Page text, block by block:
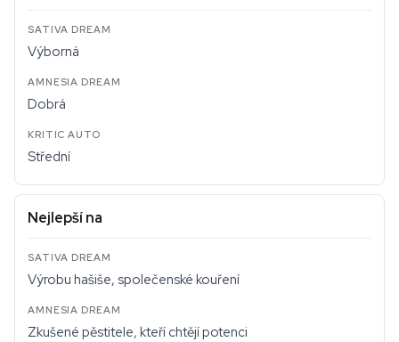
Výborná
Dobrá
Střední
Nejlepší na
Výrobu hašiše, společenské kouření
Zkušené pěstitele, kteří chtějí potenci